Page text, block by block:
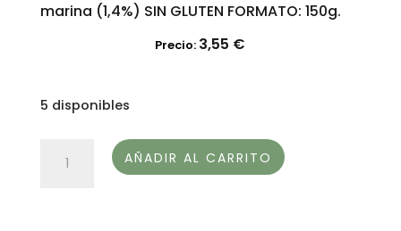
marina (1,4%) SIN GLUTEN FORMATO: 150g.
Precio: 3,55 €
5 disponibles
AÑADIR AL CARRITO